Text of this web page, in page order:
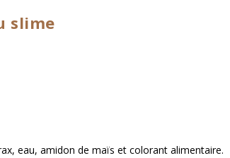
slime
eau, amidon de maïs et colorant alimentaire.